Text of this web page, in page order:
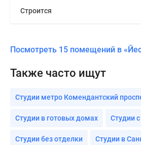
Строится
Посмотреть 15 помещений в
Также часто ищут
Студии метро Комендантский
Студии в готовых домах Студии
Студии без отделки Студии в